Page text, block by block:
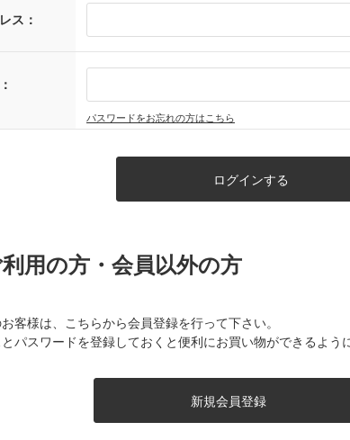
ス：
パスワードをお忘れの方はこちら
用の方・会員以外の方
客様は、こちらから会員登録を行って下さい。
パスワードを登録しておくと便利にお買い物ができるよう